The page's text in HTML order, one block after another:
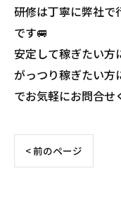
研修は丁寧に弊社で
です🚐
安定して稼ぎたい方
がっつり稼ぎたい方
でお気軽にお問合せ
< 前のページ